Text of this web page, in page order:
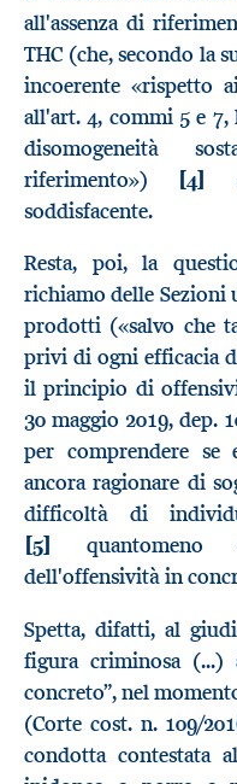
all'assenza di
THC (che, secondo la
incoerente
all'art. 4, commi 5 e 7,
disomogeneità
riferimento»)
[4]
soddisfacente.
Resta, poi, la
richiamo delle Sezioni
prodotti («salvo che
privi di ogni efficacia
il principio di
30 maggio 2019, dep.
per comprendere
ancora ragionare di
difficoltà di
[5]
quantomeno
dell'offensività in
Spetta, difatti, al
figura criminosa (...)
concreto”, nel
(Corte cost. n. 109/
condotta contestata